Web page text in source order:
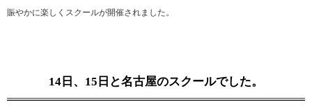
賑やかに楽しくスクールが開催されました。
14日、15日と名古屋のスクールでした。